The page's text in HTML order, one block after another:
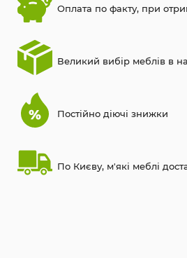
Оплата по факту, при
Великий вибір меблів в
Постійно діючі знижки
По Києву, м'які меблі